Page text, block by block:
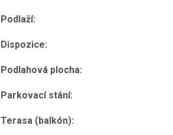
Podlaží:
Dispozice:
Podlahová plocha:
Parkovací stání:
Terasa (balkón):